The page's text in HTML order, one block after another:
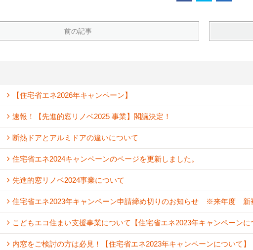
前の記事
【住宅省エネ2026年キャンペーン】
速報！【先進的窓リノベ2025 事業】閣議決定！
断熱ドアとアルミドアの違いについて
住宅省エネ2024キャンペーンのページを更新しました。
先進的窓リノベ2024事業について
住宅省エネ2023年キャンペーン申請締め切りのお知らせ ※来年度 新
こどもエコ住まい支援事業について【住宅省エネ2023年キャンペーンに
内窓をご検討の方は必見！【住宅省エネ2023年キャンペーンについて】